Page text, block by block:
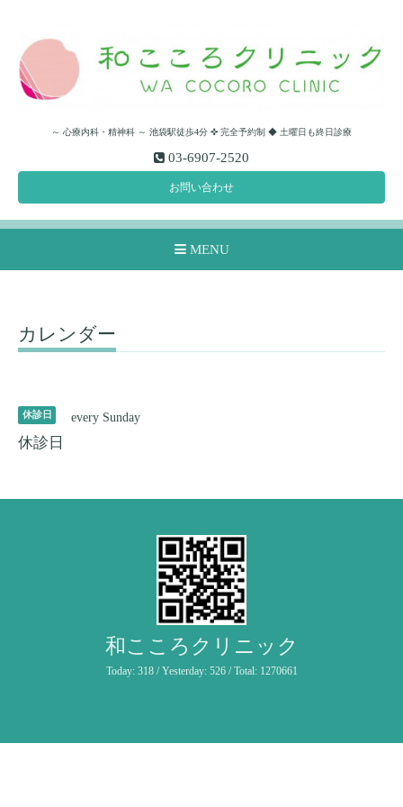
～ 心療内科・精神科 ～ 池袋駅徒歩4分 ✜ 完全予約制 ◆ 土曜日も終日診療
03-6907-2520
お問い合わせ
MENU
カレンダー
休診日 every Sunday
休診日
和こころクリニック
Today: 318/ Yesterday: 526/ Total: 1270661